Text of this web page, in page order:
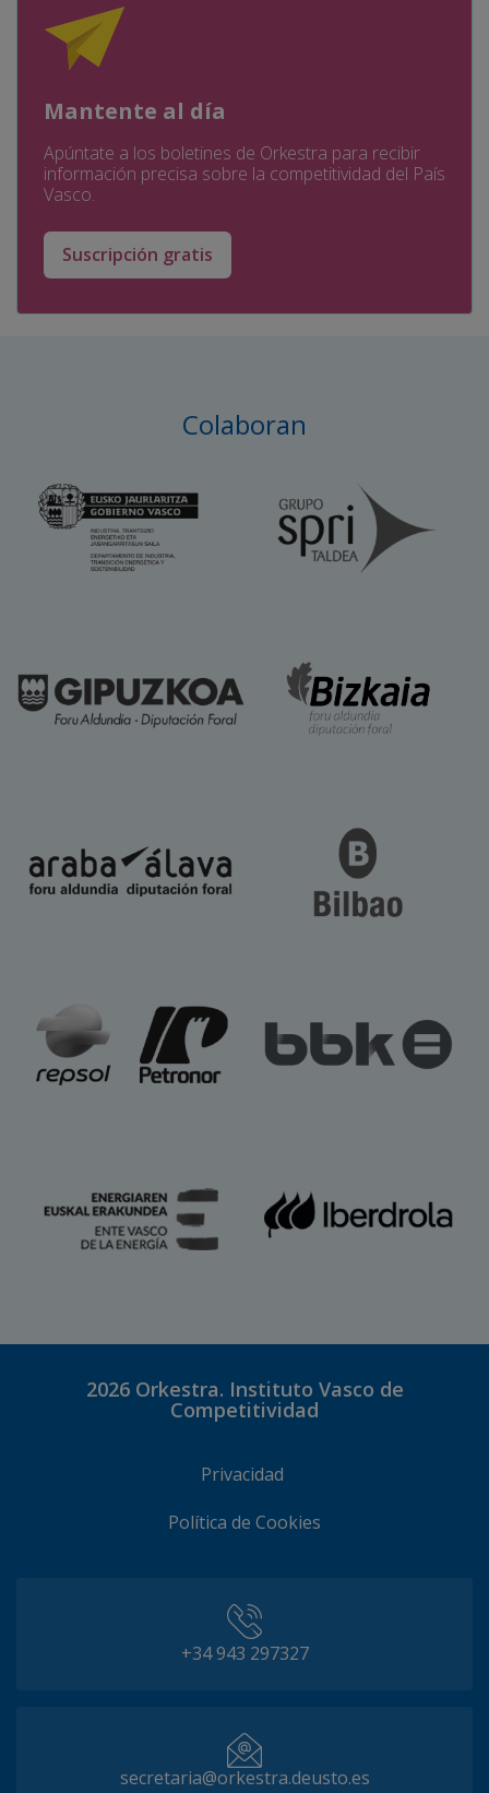
Mantente al día
Apúntate a los boletines de Orkestra para recibir
información precisa sobre la competitividad del País
Vasco.
Suscripción gratis
Colaboran
2026 Orkestra. Instituto Vasco de
Competitividad
Privacidad
Política de Cookies
+34 943 297327
secretaria@orkestra.deusto.es